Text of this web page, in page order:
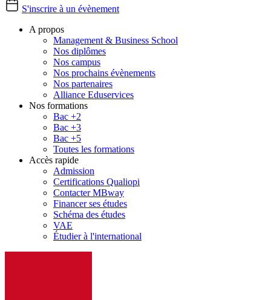
S'inscrire à un évènement
A propos
Management & Business School
Nos diplômes
Nos campus
Nos prochains évènements
Nos partenaires
Alliance Eduservices
Nos formations
Bac +2
Bac +3
Bac +5
Toutes les formations
Accès rapide
Admission
Certifications Qualiopi
Contacter MBway
Financer ses études
Schéma des études
VAE
Étudier à l'international